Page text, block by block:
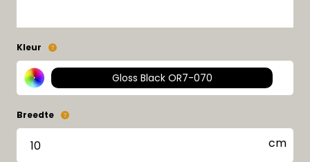
Kleur
Gloss Black OR7-070
Breedte